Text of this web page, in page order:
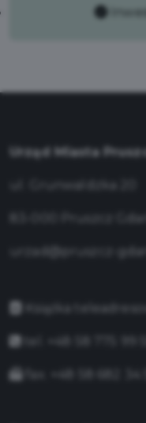
Urząd Miasta
urzad@pruszcz-
Książka